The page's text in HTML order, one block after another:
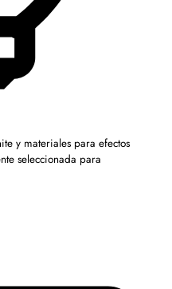
y materiales para efectos
seleccionada para